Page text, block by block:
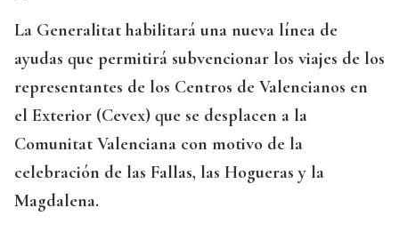
La Generalitat habilitará una nueva línea de
ayudas que permitirá subvencionar los viajes de los
representantes de los Centros de Valencianos en
el Exterior (Cevex) que se desplacen a la
Comunitat Valenciana con motivo de la
celebración de las Fallas, las Hogueras y la
Magdalena.